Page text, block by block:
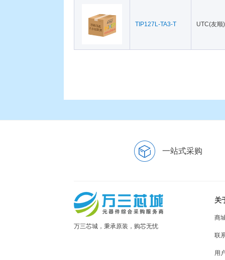
TIP127L-TA3-T UTC(友顺)
一站式采购
万三芯城，秉承原装，购芯无忧
关
商
联
用